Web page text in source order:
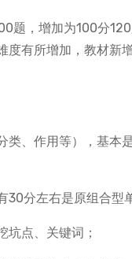
题，增加为100分
有所增加，教材新
、作用等），基本
分左右是原组合型
坑点、关键词；